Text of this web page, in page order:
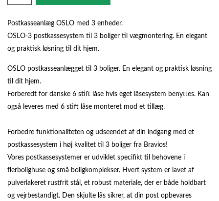
Postkasseanlæg OSLO med 3 enheder.
OSLO-3 postkassesystem til 3 boliger til vægmontering. En elegant
og praktisk løsning til dit hjem.
OSLO postkasseanlægget til 3 boliger. En elegant og praktisk løsning
til dit hjem.
Forberedt for danske 6 stift låse hvis eget låsesystem benyttes. Kan
også leveres med 6 stift låse monteret mod et tillæg.
Forbedre funktionaliteten og udseendet af din indgang med et
postkassesystem i høj kvalitet til 3 boliger fra Bravios!
Vores postkassesystemer er udviklet specifikt til behovene i
flerbolighuse og små boligkomplekser. Hvert system er lavet af
pulverlakeret rustfrit stål, et robust materiale, der er både holdbart
og vejrbestandigt. Den skjulte lås sikrer, at din post opbevares